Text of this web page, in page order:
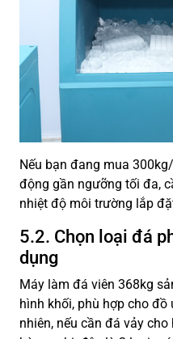
Nếu bạn đang mua
động gần ngưỡng tối đa,
nhiệt độ môi trường lắp
5.2. Chọn loại đá
dụng
Máy làm đá viên 368kg
hình khối, phù hợp cho đồ
nhiên, nếu cần đá vảy